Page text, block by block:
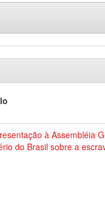
à Assembléia
do Brasil sobre a